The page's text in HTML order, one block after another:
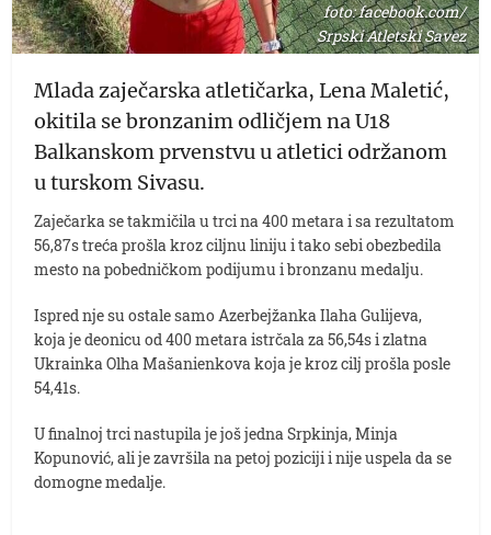
foto: facebook.com/
Srpski Atletski Savez
Mlada zaječarska atletičarka, Lena Maletić,
okitila se bronzanim odličjem na U18
Balkanskom prvenstvu u atletici održanom
u turskom Sivasu.
Zaječarka se takmičila u trci na 400 metara i sa rezultatom
56,87s treća prošla kroz ciljnu liniju i tako sebi obezbedila
mesto na pobedničkom podijumu i bronzanu medalju.
Ispred nje su ostale samo Azerbejžanka Ilaha Gulijeva,
koja je deonicu od 400 metara istrčala za 56,54s i zlatna
Ukrainka Olha Mašanienkova koja je kroz cilj prošla posle
54,41s.
U finalnoj trci nastupila je još jedna Srpkinja, Minja
Kopunović, ali je završila na petoj poziciji i nije uspela da se
domogne medalje.